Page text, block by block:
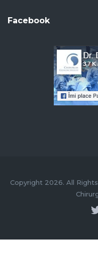
Facebook
Copyright 2026. All